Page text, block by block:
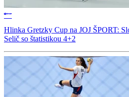
Hlinka Gretzky Cup na JOJ ŠPORT:
Selič so štatistikou 4+2